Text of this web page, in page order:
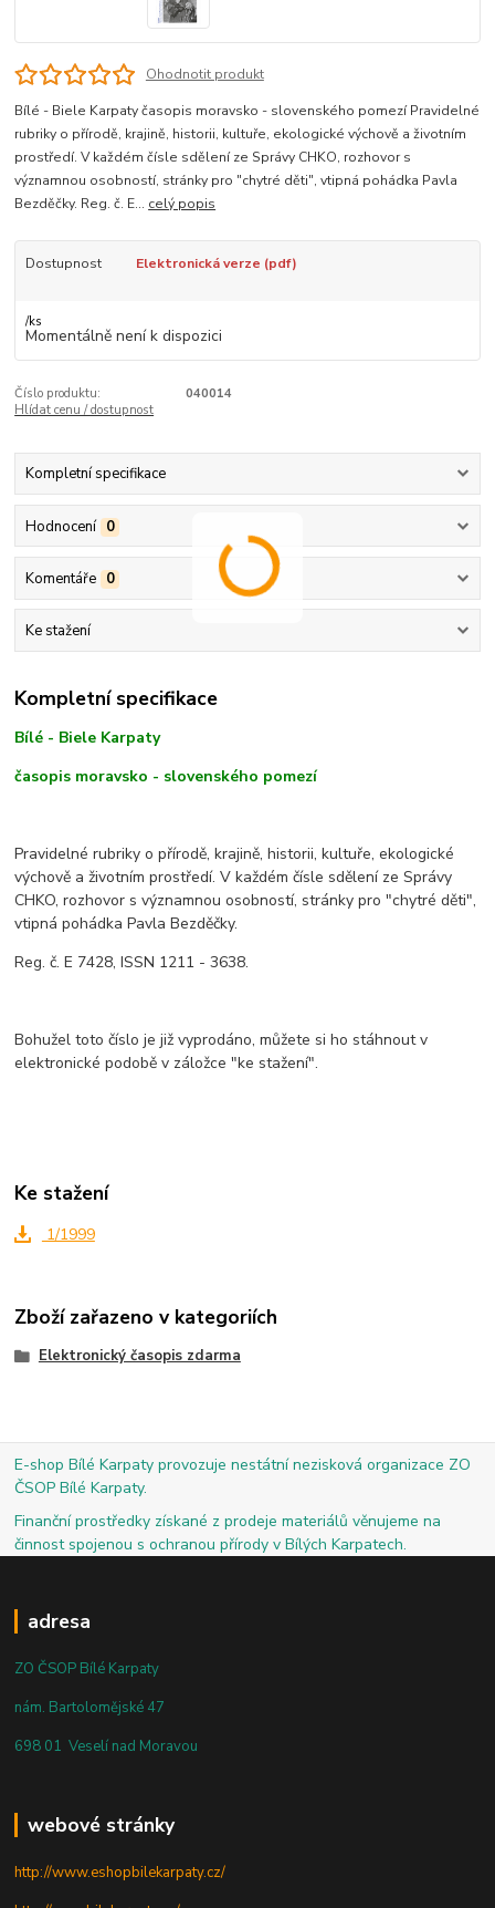
Ohodnotit produkt
Bílé - Biele Karpaty časopis moravsko - slovenského pomezí Pravidelné
rubriky o přírodě, krajině, historii, kultuře, ekologické výchově a životním
prostředí. V každém čísle sdělení ze Správy CHKO, rozhovor s
významnou osobností, stránky pro "chytré děti", vtipná pohádka Pavla
Bezděčky. Reg. č. E... celý popis
Dostupnost Elektronická verze (pdf)
/ks
Momentálně není k dispozici
Číslo produktu:
040014
Hlídat cenu / dostupnost
Kompletní specifikace
Hodnocení 0
Komentáře 0
Ke stažení
Kompletní specifikace
Bílé - Biele Karpaty
časopis moravsko - slovenského pomezí
Pravidelné rubriky o přírodě, krajině, historii, kultuře, ekologické
výchově a životním prostředí. V každém čísle sdělení ze Správy
CHKO, rozhovor s významnou osobností, stránky pro "chytré děti",
vtipná pohádka Pavla Bezděčky.
Reg. č. E 7428, ISSN 1211 - 3638.
Bohužel toto číslo je již vyprodáno, můžete si ho stáhnout v
elektronické podobě v záložce "ke stažení".
Ke stažení
1/1999
Zboží zařazeno v kategoriích
Elektronický časopis zdarma
E-shop Bílé Karpaty provozuje nestátní nezisková organizace ZO
ČSOP Bílé Karpaty.
Finanční prostředky získané z prodeje materiálů věnujeme na
činnost spojenou s ochranou přírody v Bílých Karpatech.
adresa
ZO ČSOP Bílé Karpaty
nám. Bartolomějské 47
698 01 Veselí nad Moravou
webové stránky
http://www.eshopbilekarpaty.cz/